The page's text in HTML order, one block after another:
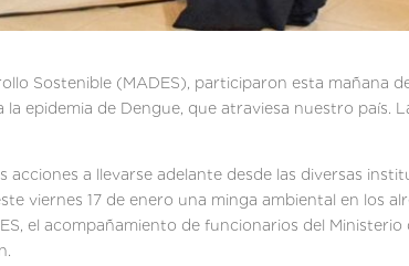
Sostenible (MADES), participaron esta mañana
epidemia de Dengue, que atraviesa nuestro país.
a llevarse adelante desde las diversas
viernes 17 de enero una minga ambiental en los
el acompañamiento de funcionarios del Ministerio